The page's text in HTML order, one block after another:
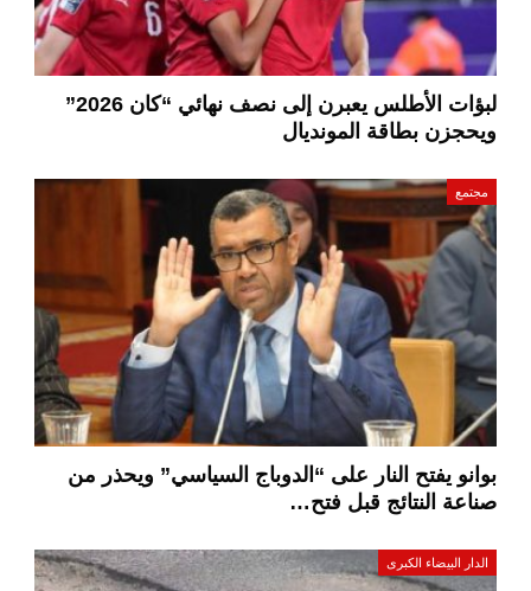
لبؤات الأطلس يعبرن إلى نصف نهائي “كان 2026”
ويحجزن بطاقة المونديال
مجتمع
بوانو يفتح النار على “الدوباج السياسي” ويحذر من
صناعة النتائج قبل فتح…
الدار البيضاء الكبرى